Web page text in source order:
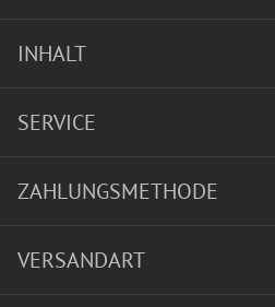
INHALT
SERVICE
ZAHLUNGSMETHODE
VERSANDART